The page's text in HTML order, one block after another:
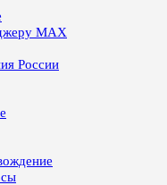
MAX
России